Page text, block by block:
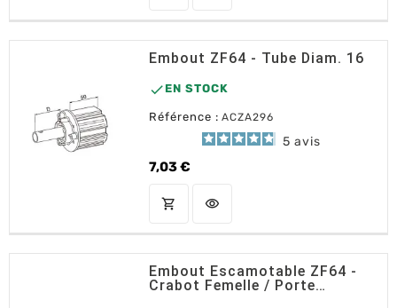
Embout ZF64 - Tube Diam. 16
 EN STOCK
Référence : ACZA296
5 avis
7,03 €
Prix
shopping_cart AJOUTER AU PANIER
visibility
Embout Escamotable ZF64 -
Crabot Femelle / Porte